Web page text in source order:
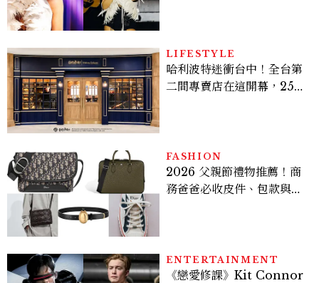
LIFESTYLE
哈利波特迷衝台中！全台第
二間專賣店在這開幕，25週
FASHION
2026 父親節禮物推薦！商
務爸爸必收皮件、包款與鞋
ENTERTAINMENT
《戀愛修課》Kit Connor